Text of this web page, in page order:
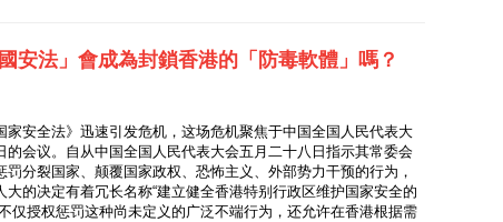
安法」會成為封鎖香港的「防毒軟體」嗎？
家安全法》迅速引发危机，这场危机聚焦于中国全国人民代表大
的会议。自从中国全国人民代表大会五月二十八日指示其常委会
分裂国家、颠覆国家政权、恐怖主义、外部势力干预的行为，
的决定有着冗长名称“建立健全香港特别行政区维护国家安全的
仅授权惩罚这种尚未定义的广泛不端行为，还允许在香港根据需